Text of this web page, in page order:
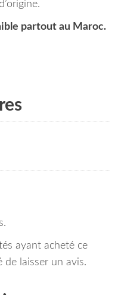
partout au Maroc.
ayant acheté ce
laisser un avis.